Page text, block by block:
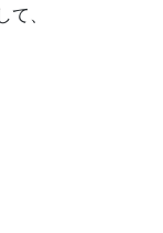
、